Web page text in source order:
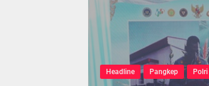
Headline Pangkep Polri